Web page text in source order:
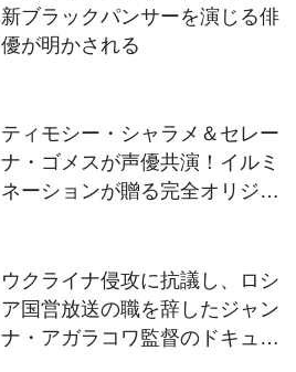
新ブラックパンサーを演じる俳
優が明かされる
ティモシー・シャラメ＆セレー
ナ・ゴメスが声優共演！イルミ
ネーションが贈る完全オリジナ
ウクライナ侵攻に抗議し、ロシ
ア国営放送の職を辞したジャン
ナ・アガラコワ監督のドキュメ